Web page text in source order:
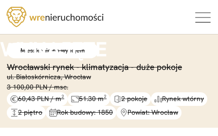
Mieszkanie na wynajem
Wrocławski rynek -klimatyzacja -duże pokoje
ul. Białoskórnicza, Wrocław
3 100,00 PLN / msc.
60,43 PLN / m²
51.30 m² 2 pokoje
Rynek wtórny
2 piętro
Rok budowy: 1850 Powiat: Wrocław